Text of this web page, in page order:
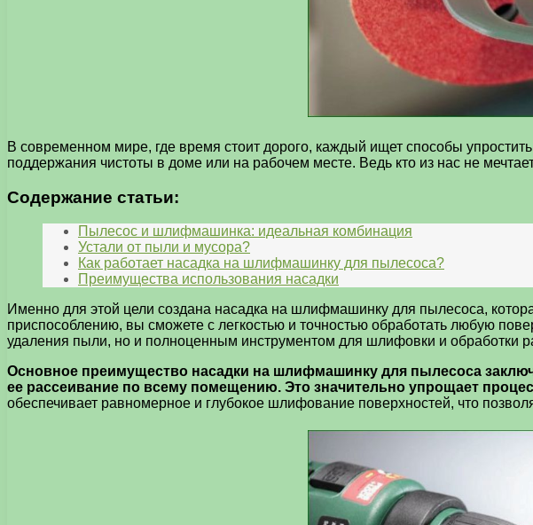
В современном мире, где время стоит дорого, каждый ищет способы
поддержания чистоты в доме или на рабочем месте. Ведь кто из нас не
Содержание статьи:
Пылесос и шлифмашинка: идеальная комбинация
Устали от пыли и мусора?
Как работает насадка на шлифмашинку для пылесоса?
Преимущества использования насадки
Именно для этой цели создана насадка на шлифмашинку для пылесоса,
приспособлению, вы сможете с легкостью и точностью обработать любую
удаления пыли, но и полноценным инструментом для шлифовки и обработки
Основное преимущество насадки на шлифмашинку для пылесоса
ее рассеивание по всему помещению. Это значительно упрощает
обеспечивает равномерное и глубокое шлифование поверхностей, что